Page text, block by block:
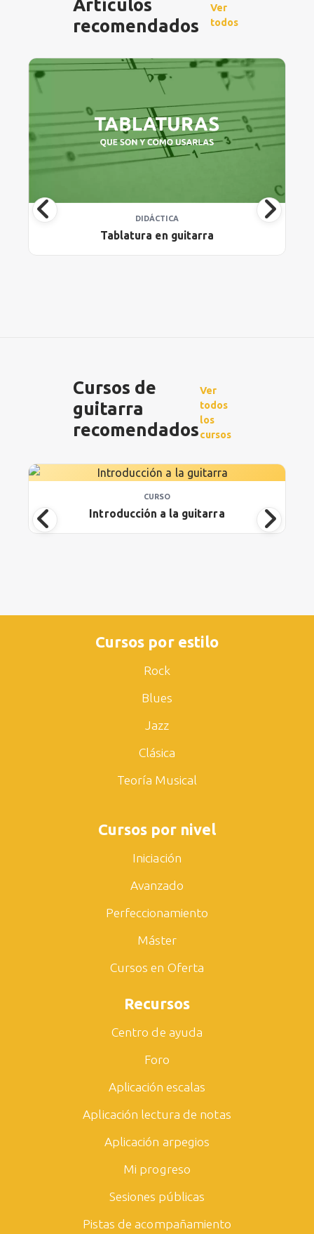
Artículos
recomendados
Ver
todos
DIDÁCTICA
Tablatura en guitarra
Cursos de
guitarra
recomendados
Ver
todos
los
cursos
CURSO
Introducción a la guitarra
Cursos por estilo
Rock
Blues
Jazz
Clásica
Teoría Musical
Cursos por nivel
Iniciación
Avanzado
Perfeccionamiento
Máster
Cursos en Oferta
Recursos
Centro de ayuda
Foro
Aplicación escalas
Aplicación lectura de notas
Aplicación arpegios
Mi progreso
Sesiones públicas
Pistas de acompañamiento